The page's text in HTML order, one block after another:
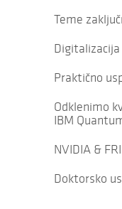
Teme
Digitalizacija
Praktično
Odklenimo
IBM
NVIDIA &
Doktorsko